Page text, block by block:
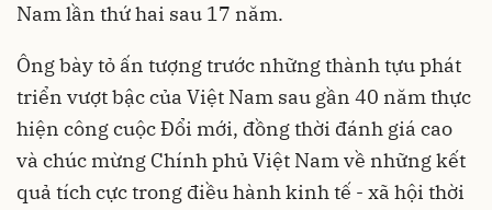
Nam lần thứ hai sau 17 năm.
Ông bày tỏ ấn tượng trước những thành tựu phát
triển vượt bậc của Việt Nam sau gần 40 năm thực
hiện công cuộc Đổi mới, đồng thời đánh giá cao
và chúc mừng Chính phủ Việt Nam về những kết
quả tích cực trong điều hành kinh tế - xã hội thời